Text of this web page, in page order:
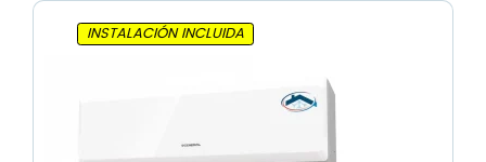
INSTALACIÓN INCLUIDA